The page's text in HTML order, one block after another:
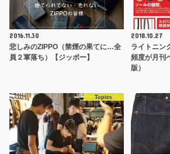
2016.11.30
悲しみのZIPPO（禁煙の果てに…全
員２軍落ち）【ジッポー】
2018.10.27
ライトニン
頻度が月刊
版）
Topics